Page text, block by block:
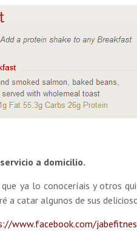
servicio a domicilio.
ya lo conoceríais y otros
a catar algunos de sus
www.facebook.com/